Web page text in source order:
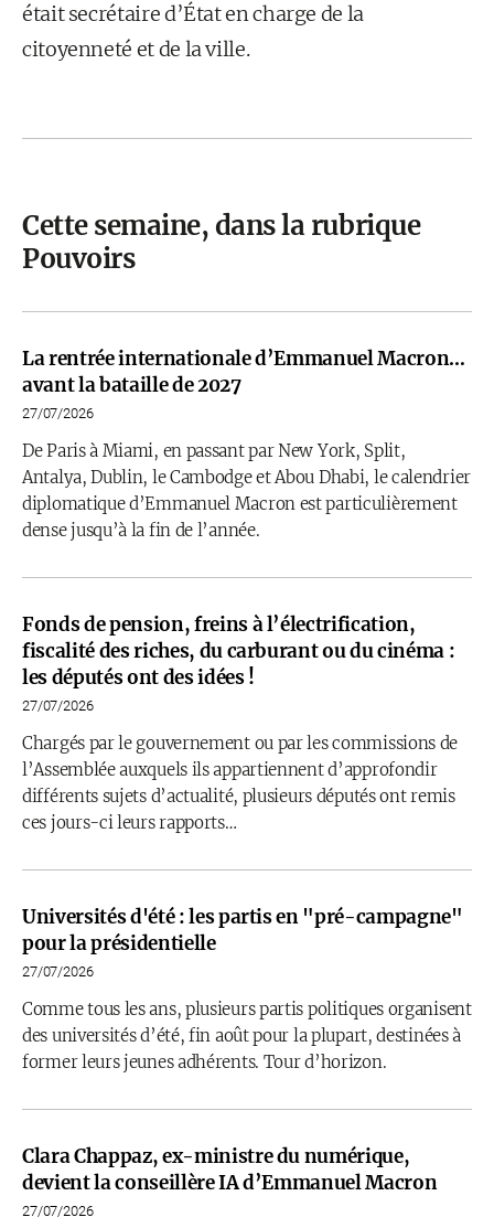
était secrétaire d’État en charge de la
citoyenneté et de la ville.
Cette semaine, dans la rubrique
Pouvoirs
La rentrée internationale d’Emmanuel Macron…
avant la bataille de 2027
27/07/2026
De Paris à Miami, en passant par New York, Split,
Antalya, Dublin, le Cambodge et Abou Dhabi, le calendrier
diplomatique d’Emmanuel Macron est particulièrement
dense jusqu’à la fin de l’année.
Fonds de pension, freins à l’électrification,
fiscalité des riches, du carburant ou du cinéma :
les députés ont des idées !
27/07/2026
Chargés par le gouvernement ou par les commissions de
l’Assemblée auxquels ils appartiennent d’approfondir
différents sujets d’actualité, plusieurs députés ont remis
ces jours-ci leurs rapports…
Universités d'été : les partis en "pré-campagne"
pour la présidentielle
27/07/2026
Comme tous les ans, plusieurs partis politiques organisent
des universités d’été, fin août pour la plupart, destinées à
former leurs jeunes adhérents. Tour d’horizon.
Clara Chappaz, ex-ministre du numérique,
devient la conseillère IA d’Emmanuel Macron
27/07/2026